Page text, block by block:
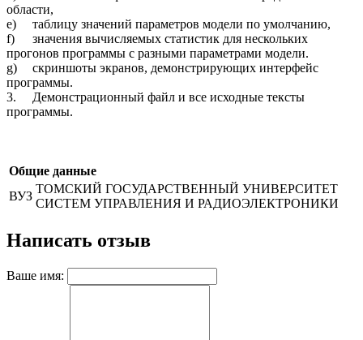
области,
e)
таблицу значений параметров модели по умолчанию,
f)
значения вычисляемых статистик для нескольких
прогонов программы с разными параметрами модели.
g)
скриншоты экранов, демонстрирующих интерфейс
программы.
3.
Демонстрационный файл и все исходные тексты
программы.
Общие данные
ВУЗ
ТОМСКИЙ ГОСУДАРСТВЕННЫЙ УНИВЕРСИТЕТ
СИСТЕМ УПРАВЛЕНИЯ И РАДИОЭЛЕКТРОНИКИ
Написать отзыв
Ваше имя: